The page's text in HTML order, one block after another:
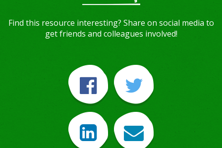
Find this resource interesting? Share on social media to
get friends and colleagues involved!